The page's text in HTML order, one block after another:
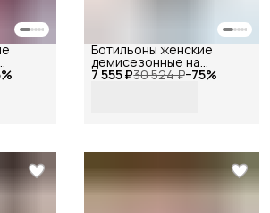
%
, 7 555 ₽30 524 ₽−75%
Ботильоны женские
демисезонные на
шпильке кожаные ,